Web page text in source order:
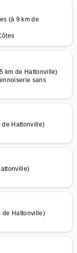
(à 9 km de
km de Hattonville)
sans
de Hattonville)
de Hattonville)